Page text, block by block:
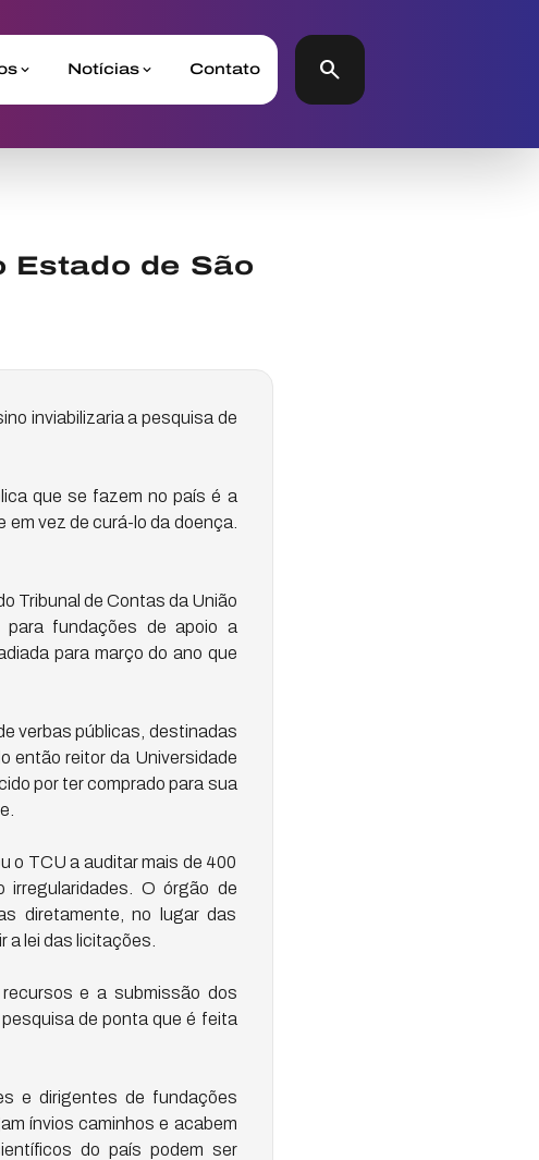
Notícias Contato search
Estado de São
inviabilizaria a pesquisa de
que se fazem no país é a
vez de curá-lo da doença.
Tribunal de Contas da União
para fundações de apoio a
para março do ano que
verbas públicas, destinadas
então reitor da Universidade
por ter comprado para sua
o TCU a auditar mais de 400
O órgão de
diretamente, no lugar das
a lei das licitações.
e a submissão dos
de ponta que é feita
e dirigentes de fundações
ínvios caminhos e acabem
do país podem ser